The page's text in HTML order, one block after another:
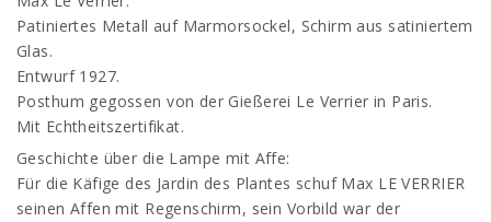
Patiniertes Metall auf Marmorsockel, Schirm aus satiniertem
Glas.
Entwurf 1927.
Posthum gegossen von der Gießerei Le Verrier in Paris.
Mit Echtheitszertifikat.
Geschichte über die Lampe mit Affe:
Für die Käfige des Jardin des Plantes schuf Max LE VERRIER
seinen Affen mit Regenschirm, sein Vorbild war der